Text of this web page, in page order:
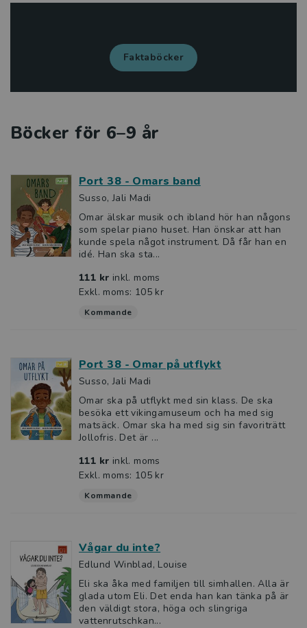
Faktaböcker
Böcker för 6–9 år
Port 38 - Omars band
Susso, Jali Madi
Omar älskar musik och ibland hör han någons
som spelar piano huset. Han önskar att han
kunde spela något instrument. Då får han en
idé. Han ska sta...
111 kr inkl. moms
Exkl. moms: 105 kr
Kommande
Port 38 - Omar på utflykt
Susso, Jali Madi
Omar ska på utflykt med sin klass. De ska
besöka ett vikingamuseum och ha med sig
matsäck. Omar ska ha med sig sin favoriträtt
Jollofris. Det är ...
111 kr inkl. moms
Exkl. moms: 105 kr
Kommande
Vågar du inte?
Edlund Winblad, Louise
Eli ska åka med familjen till simhallen. Alla är
glada utom Eli. Det enda han kan tänka på är
den väldigt stora, höga och slingriga
vattenrutschkan...